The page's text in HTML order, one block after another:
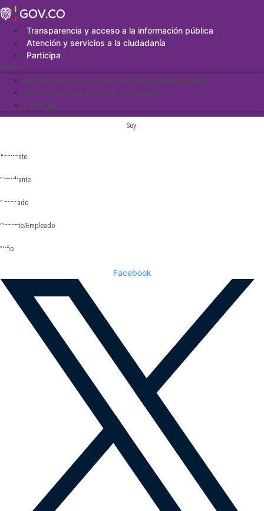
Saltar
al
contenidoTransparencia y acceso a la información pública
Atención y servicios a la ciudadanía
Participa
Menu
Transparencia y acceso a la información pública
Atención y servicios a la ciudadanía
Participa
Soy:
Aspirante
Estudiante
Egresado
Docente/Empleado
Niño
Facebook